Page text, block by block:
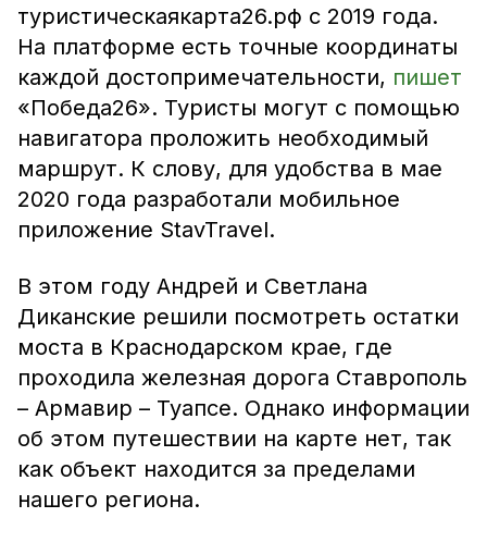
туристическаякарта26.рф с 2019 года.
На платформе есть точные координаты
каждой достопримечательности, пишет
«Победа26». Туристы могут с помощью
навигатора проложить необходимый
маршрут. К слову, для удобства в мае
2020 года разработали мобильное
приложение StavTravel.
В этом году Андрей и Светлана
Диканские решили посмотреть остатки
моста в Краснодарском крае, где
проходила железная дорога Ставрополь
– Армавир – Туапсе. Однако информации
об этом путешествии на карте нет, так
как объект находится за пределами
нашего региона.